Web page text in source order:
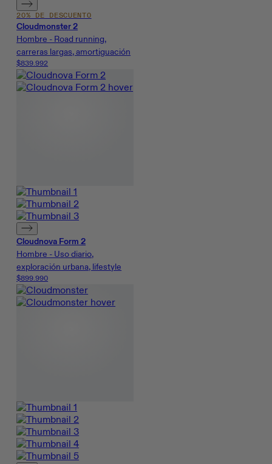
20% DE DESCUENTO
Cloudmonster 2
Hombre - Road running,
carreras largas, amortiguación
$839.992
Cloudnova Form 2
Hombre - Uso diario,
exploración urbana, lifestyle
$899.990